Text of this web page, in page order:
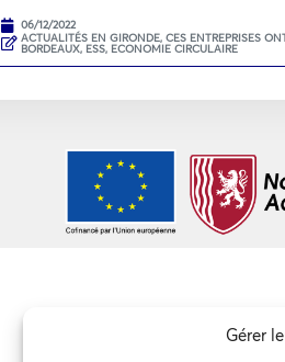
Gérer
06/12/2022
ACTUALITÉS EN GIRONDE, CES ENTREPRISES
BORDEAUX, ESS, ECONOMIE CIRCULAIRE